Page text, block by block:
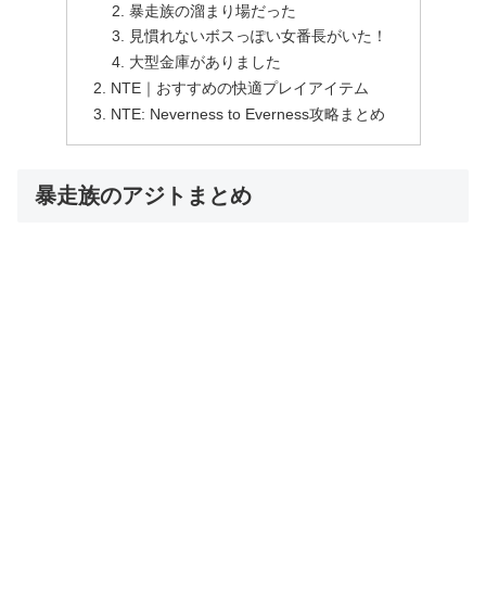
暴走族の溜まり場だった
見慣れないボスっぽい女番長がいた！
大型金庫がありました
NTE｜おすすめの快適プレイアイテム
NTE: Neverness to Everness攻略まとめ
暴走族のアジトまとめ